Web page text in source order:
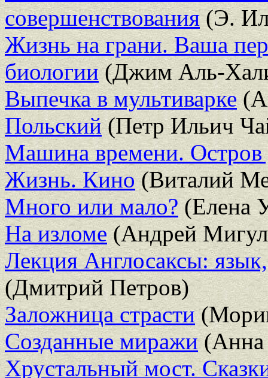
совершенствования(Э.
Жизнь на грани. Ваша
биологии(Джим Аль-
Выпечка в мультиварке
Польский(Петр Ильич
Машина времени. Остров
Жизнь. Кино(Виталий
Много или мало?(Елена
На изломе(Андрей
Лекция Англосаксы:
(Дмитрий Петров)
Заложница страсти
Созданные миражи(Анна
Хрустальный мост.